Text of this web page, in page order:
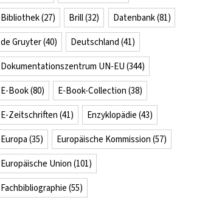
Bibliothek(27) Brill(32) Datenbank(81)
de Gruyter(40) Deutschland (41)
Dokumentationszentrum UN-EU (344)
E-Book(80) E-Book-Collection (38)
E-Zeitschriften (41) Enzyklopädie (43)
Europa (35) Europäische Kommission (57)
Europäische Union (101)
Fachbibliographie (55)